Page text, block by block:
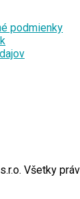
podmienky
Všetky